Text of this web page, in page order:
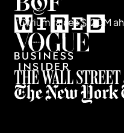
“Otrium raises $120M